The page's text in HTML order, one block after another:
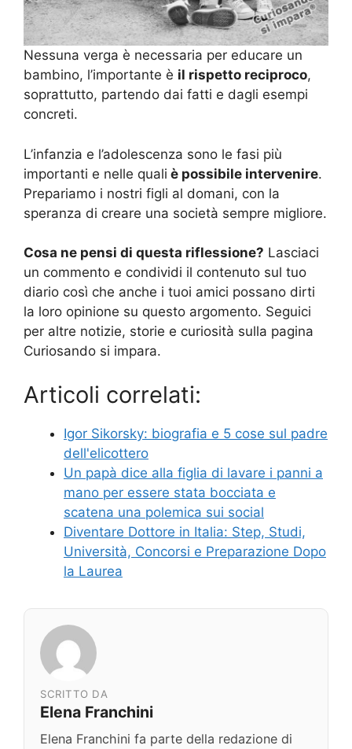
Nessuna verga è necessaria per educare un
bambino, l’importante è il rispetto reciproco,
soprattutto, partendo dai fatti e dagli esempi
concreti.
L’infanzia e l’adolescenza sono le fasi più
importanti e nelle quali è possibile intervenire.
Prepariamo i nostri figli al domani, con la
speranza di creare una società sempre migliore.
Cosa ne pensi di questa riflessione? Lasciaci
un commento e condividi il contenuto sul tuo
diario così che anche i tuoi amici possano dirti
la loro opinione su questo argomento. Seguici
per altre notizie, storie e curiosità sulla pagina
Curiosando si impara.
Articoli correlati:
Igor Sikorsky: biografia e 5 cose sul padre
dell'elicottero
Un papà dice alla figlia di lavare i panni a
mano per essere stata bocciata e
scatena una polemica sui social
Diventare Dottore in Italia: Step, Studi,
Università, Concorsi e Preparazione Dopo
la Laurea
SCRITTO DA
Elena Franchini
Elena Franchini fa parte della redazione di